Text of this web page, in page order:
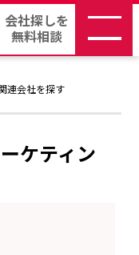
会社探しを
無料相談
連会社を探す
ケティン